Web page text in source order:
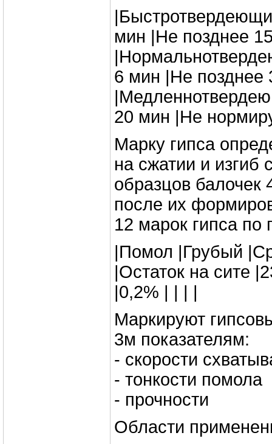
мин |Не позднее
6 мин |Не позднее
20 мин |Не
Марку гипса
на сжатии и изгиб
образцов балочек
после их
12 марок гипса по
|Помол |Грубый
|Остаток на сите
|0,2% | | | |
Маркируют
3м показателям:
- скорости
- тонкости помола
- прочности
Области